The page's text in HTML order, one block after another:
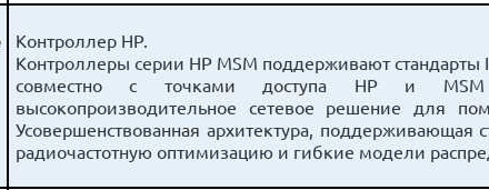
Контроллер HP.
Контроллеры серии HP MSM поддерживают стандарты
совместно с точками доступа HP и MSM
высокопроизводительное сетевое решение для
Усовершенствованная архитектура, поддерживающая
радиочастотную оптимизацию и гибкие модели